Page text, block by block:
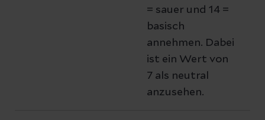
= sauer und 14 =
basisch
annehmen. Dabei
ist ein Wert von
7 als neutral
anzusehen.